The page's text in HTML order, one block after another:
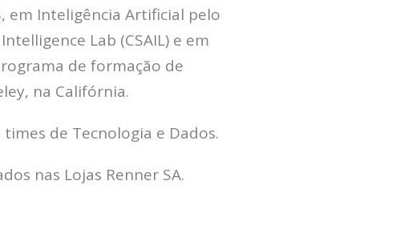
em Inteligência Artificial pelo
Lab (CSAIL) e em
de formação de
na Califórnia.
de Tecnologia e Dados.
nas Lojas Renner SA.